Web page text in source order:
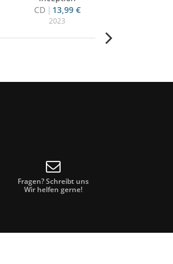
CD
13,99 €
2023
Fragen? Schreibt uns
Wir helfen gerne!